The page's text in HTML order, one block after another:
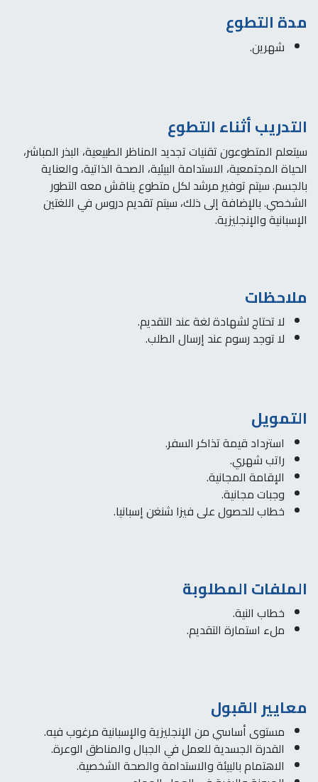
مدة التطوع
شهرين.
التدريب أثناء التطوع
سيتعلم المتطوعون تقنيات تجديد المناظر الطبيعية، البذر المباشر،
الحياة المجتمعية، الاستدامة البيئية، الصحة الذاتية، والعناية
بالجسم. سيتم توفير مرشد لكل متطوع يناقش معه التطور
الشخصي. بالإضافة إلى ذلك، سيتم تقديم دروس في اللغتين
الإسبانية والإنجليزية.
ملاحظات
لا تحتاج لشهادة لغة عند التقديم.
لا توجد رسوم عند إرسال الطلب.
التمويل
استرداد قيمة تذاكر السفر.
راتب شهري.
الإقامة المجانية.
وجبات مجانية.
خطاب للحصول على فيزا شنغن إسبانيا.
الملفات المطلوبة
خطاب النية.
ملء استمارة التقديم.
معايير القبول
مستوى أساسي من الإنجليزية والإسبانية مرغوب فيه.
القدرة الجسدية للعمل في الجبال والمناطق الوعرة.
الاهتمام بالبيئة والاستدامة والصحة الشخصية.